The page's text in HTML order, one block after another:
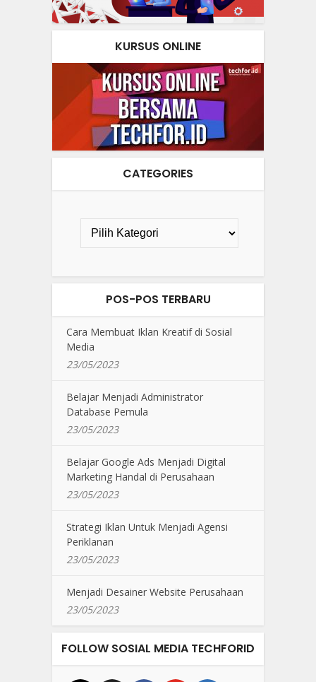
KURSUS ONLINE
CATEGORIES
POS-POS TERBARU
Cara Membuat Iklan Kreatif di Sosial
Media
23/05/2023
Belajar Menjadi Administrator
Database Pemula
23/05/2023
Belajar Google Ads Menjadi Digital
Marketing Handal di Perusahaan
23/05/2023
Strategi Iklan Untuk Menjadi Agensi
Periklanan
23/05/2023
Menjadi Desainer Website Perusahaan
23/05/2023
FOLLOW SOSIAL MEDIA TECHFORID